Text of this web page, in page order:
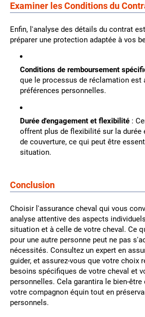
Examiner les Conditions du
Enfin, l'analyse des détails du contrat
préparer une protection adaptée à vos
Conditions de remboursement
que le processus de réclamation est
préférences personnelles.
Durée d'engagement et flexibilité :
offrent plus de flexibilité sur la durée
de couverture, ce qui peut être
situation.
Conclusion
Choisir l'assurance cheval qui vous
analyse attentive des aspects
situation et à celle de votre cheval. Ce
pour une autre personne peut ne pas
nécessités. Consultez un expert en
guider, et assurez-vous que votre choix
besoins spécifiques de votre cheval et
personnelles. Cela garantira le bien-
votre compagnon équin tout en
personnels.